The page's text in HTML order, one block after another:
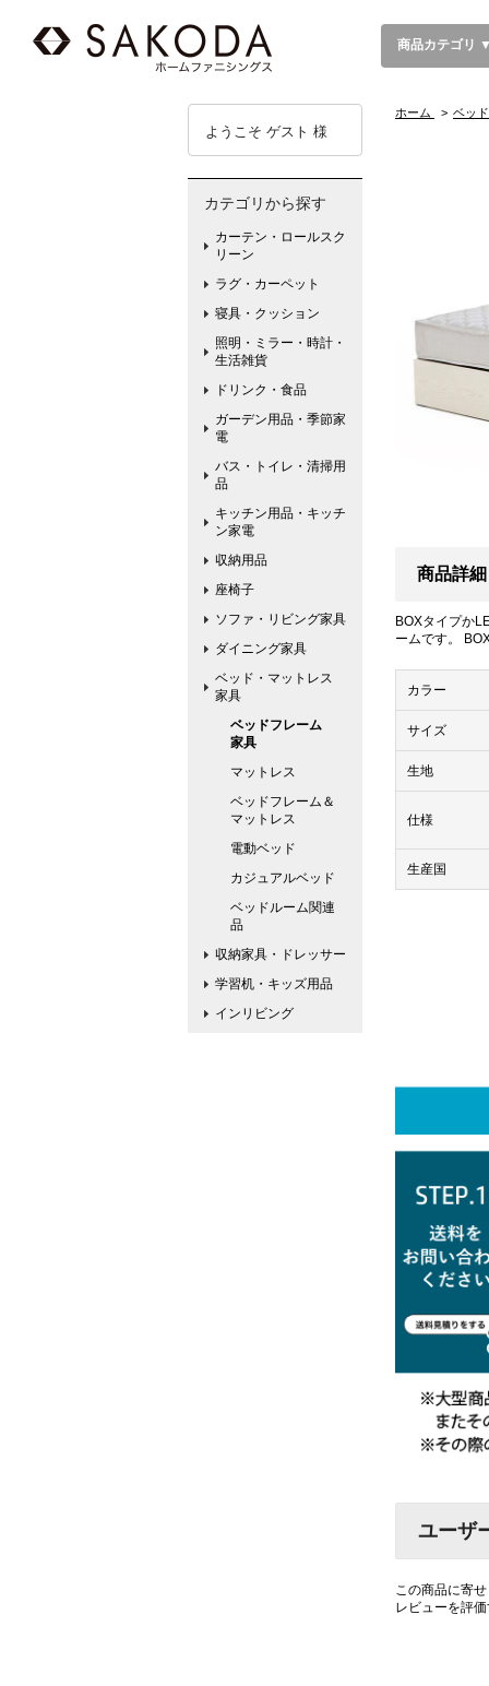
商品カテゴリ
ホーム > ベッ
商品詳細
BOXタイプか
ームです。
カラー
サイズ
生地
仕様
生産国
ユーザ
この商品に寄
レビューを評
ようこそ ゲスト 様
カテゴリから探す
カーテン・ロールスク
リーン
ラグ・カーペット
寝具・クッション
照明・ミラー・時計・
生活雑貨
ドリンク・食品
ガーデン用品・季節家
電
バス・トイレ・清掃用
品
キッチン用品・キッチ
ン家電
収納用品
座椅子
ソファ・リビング家具
ダイニング家具
ベッド・マットレス
家具
ベッドフレーム
家具
マットレス
ベッドフレーム＆
マットレス
電動ベッド
カジュアルベッド
ベッドルーム関連
品
収納家具・ドレッサー
学習机・キッズ用品
インリビング